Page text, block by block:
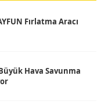
Fırlatma Aracı
Hava Savunma